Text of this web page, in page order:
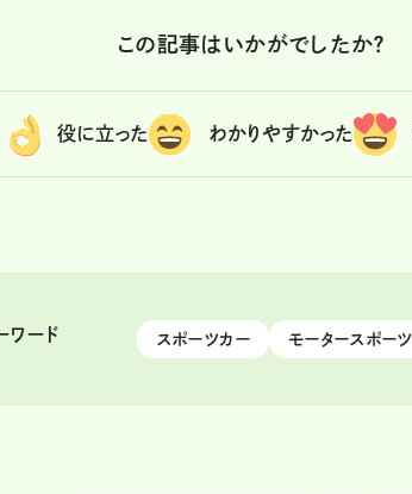
この記事はいかがでしたか？
役に立った わかりやすかった
ワード スポーツカー モータースポーツ